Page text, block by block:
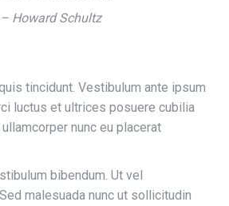
– Howard Schultz
tincidunt. Vestibulum ante ipsum
luctus et ultrices posuere cubilia
nunc eu placerat
bibendum. Ut vel
malesuada nunc ut sollicitudin